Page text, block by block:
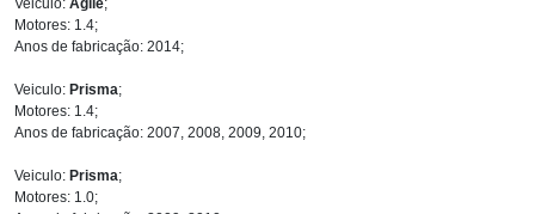
Motores: 1.4;
Anos de fabricação: 2014;
Veiculo: Prisma;
Motores: 1.4;
Anos de fabricação: 2007, 2008, 2009, 2010;
Veiculo: Prisma;
Motores: 1.0;